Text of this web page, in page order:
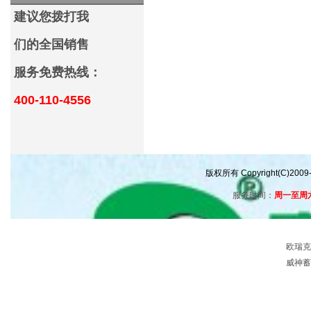
建议您拨打我
们的全国销售
服务免费热线：
400-110-4556
版权所有
服务时间： 周一至
欧瑞
威神